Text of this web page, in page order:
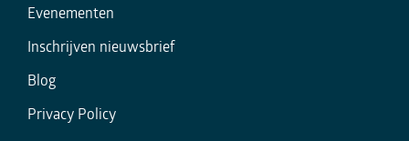
Evenementen
Inschrijven nieuwsbrief
Blog
Privacy Policy